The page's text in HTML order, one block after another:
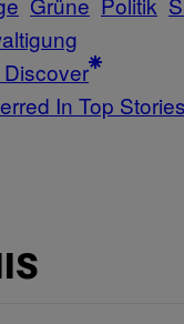
In Top Stories